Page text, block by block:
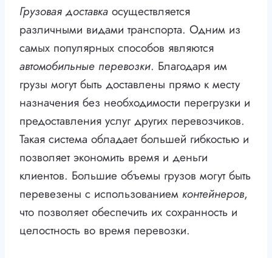
Грузовая доставка осуществляется
различными видами транспорта. Одним из
самых популярных способов являются
автомобильные перевозки. Благодаря им
грузы могут быть доставлены прямо к месту
назначения без необходимости перегрузки и
предоставления услуг других перевозчиков.
Такая система обладает большей гибкостью и
позволяет экономить время и деньги
клиентов. Большие объемы грузов могут быть
перевезены с использованием контейнеров,
что позволяет обеспечить их сохранность и
целостность во время перевозки.